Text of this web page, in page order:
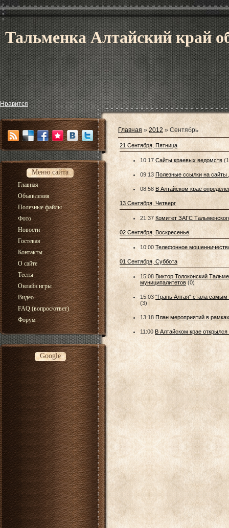
Тальменка Алтайский край
Нравится
Меню сайта
Главная
Объявления
Полезные файлы
Фото
Новости
Гостевая
Контакты
О сайте
Тесты
Онлайн игры
Видео
FAQ (вопрос/ответ)
Форум
Google
Главная » 2012 » Сентябрь
21 Сентября, Пятница
10:17 Сайты краевых ведомств
09:13 Полезные ссылки на сайты
08:58 В Алтайском крае
13 Сентября, Четверг
21:37 Комитет ЗАГС
02 Сентября, Воскресенье
10:00 Телефонное
01 Сентября, Суббота
15:08 Виктор Толоконский
муниципалитетов (0)
15:03 "Грань Алтая" стала самым
(3)
13:18 План мероприятий в
11:00 В Алтайском крае